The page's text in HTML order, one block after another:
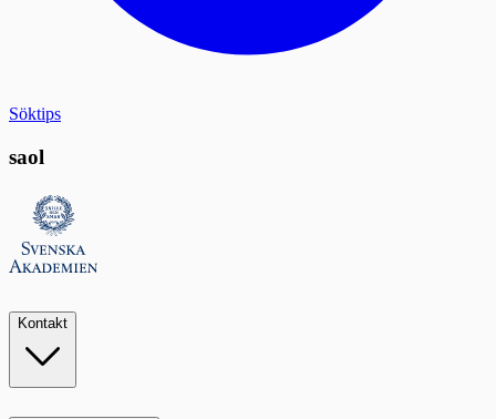
Söktips
saol
Kontakt